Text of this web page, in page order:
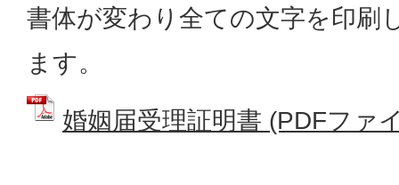
書体が変わり全ての文字を印刷
ます。
婚姻届受理証明書 (PDFファ